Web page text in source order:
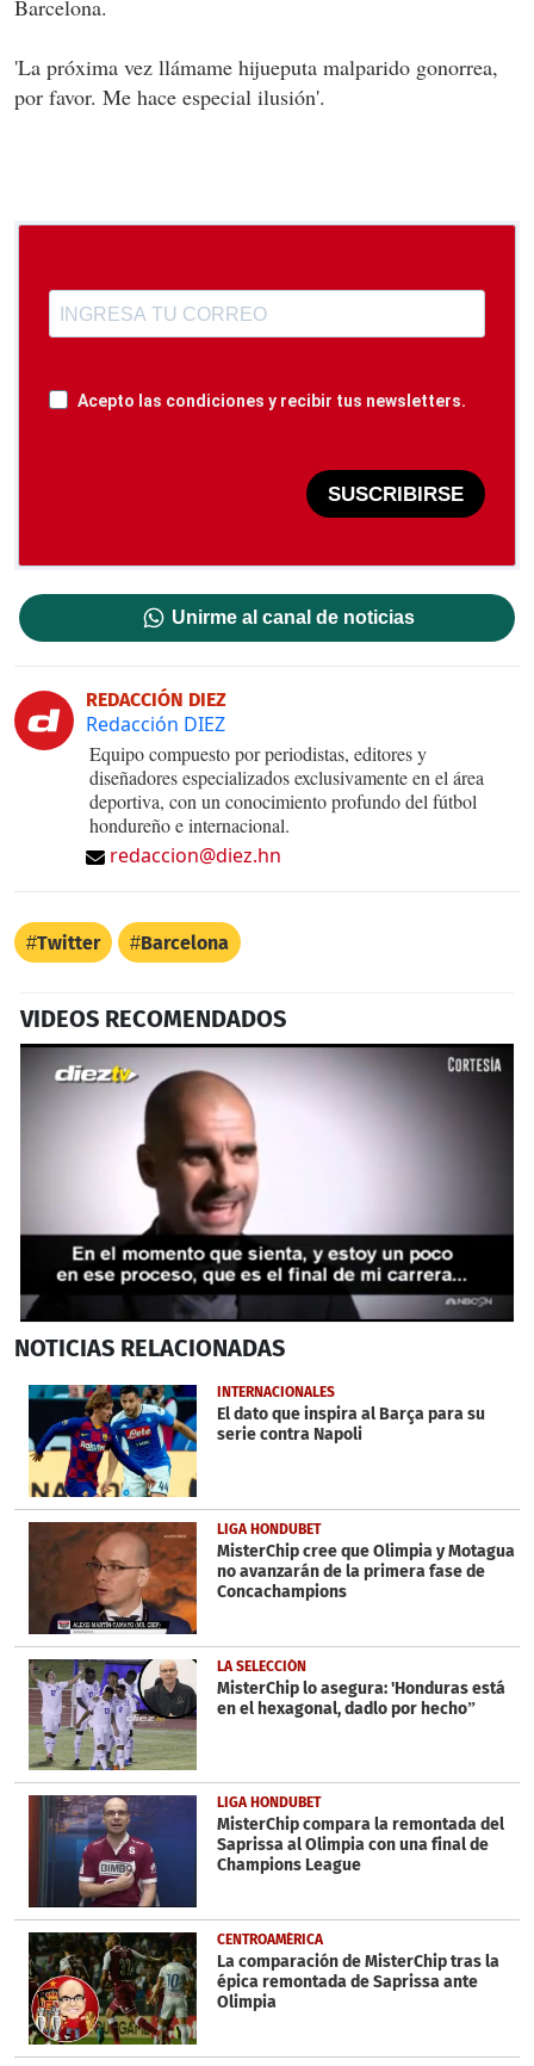
Barcelona.
'La próxima vez llámame hijueputa malparido gonorrea,
por favor. Me hace especial ilusión'.
Acepto las condiciones y recibir tus newsletters.
SUSCRIBIRSE
Unirme al canal de noticias
REDACCIÓN DIEZ
Redacción DIEZ
Equipo compuesto por periodistas, editores y
diseñadores especializados exclusivamente en el área
deportiva, con un conocimiento profundo del fútbol
hondureño e internacional.
redaccion@diez.hn
Twitter Barcelona
VIDEOS RECOMENDADOS
seconds
41
seconds
NOTICIAS RELACIONADAS
INTERNACIONALES
El dato que inspira al Barça para su
serie contra Napoli
LIGA HONDUBET
MisterChip cree que Olimpia y Motagua
no avanzarán de la primera fase de
Concachampions
LA SELECCIÓN
MisterChip lo asegura: 'Honduras está
en el hexagonal, dadlo por hecho”
LIGA HONDUBET
MisterChip compara la remontada del
Saprissa al Olimpia con una final de
Champions League
CENTROAMÉRICA
La comparación de MisterChip tras la
épica remontada de Saprissa ante
Olimpia